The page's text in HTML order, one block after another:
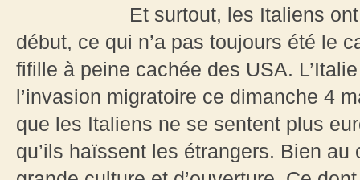
Et surtout, les Italiens
début, ce qui n’a pas toujours été le
fifille à peine cachée des USA.
l’invasion migratoire ce dimanche 4
que les Italiens ne se sentent plus
qu’ils haïssent les étrangers. Bien au